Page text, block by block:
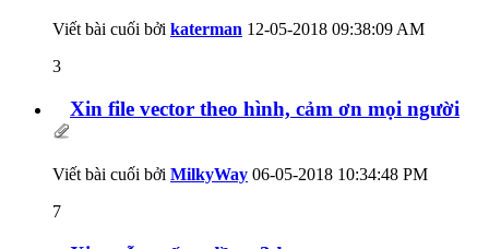
Viết bài cuối bởi katerman 12-05-2018 09:38:09 AM
3
Xin file vector theo hình, cảm ơn mọi người
Viết bài cuối bởi MilkyWay 06-05-2018 10:34:48 PM
7